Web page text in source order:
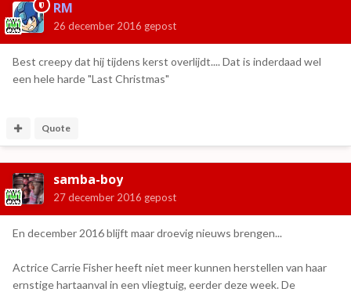
RM
26 december 2016 gepost
Best creepy dat hij tijdens kerst overlijdt.... Dat is inderdaad wel
een hele harde "Last Christmas"
Quote
samba-boy
27 december 2016 gepost
En december 2016 blijft maar droevig nieuws brengen...
Actrice Carrie Fisher heeft niet meer kunnen herstellen van haar
ernstige hartaanval in een vliegtuig, eerder deze week. De